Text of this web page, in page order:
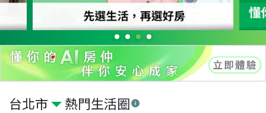
台北市 熱門生活圈